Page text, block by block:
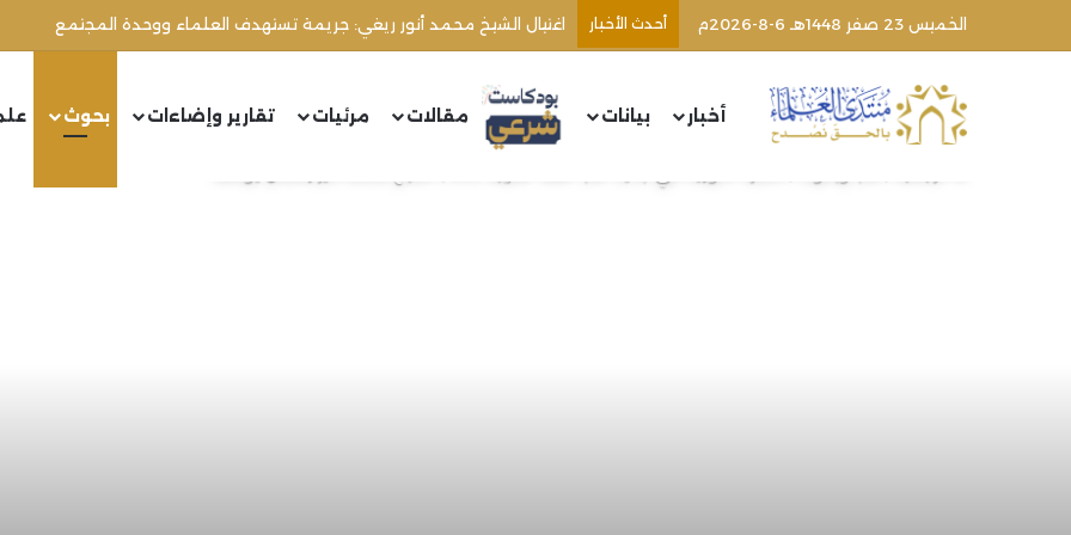
الخميس 23 صفر 1448هـ 6-8-2026م أحدث الأخبار
أخبار بيانات مقالات مرئيات تقارير وإضاءات بحوث